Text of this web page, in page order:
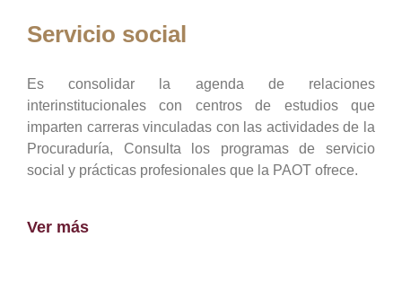
Servicio social
Es consolidar la agenda de relaciones
interinstitucionales con centros de estudios que
imparten carreras vinculadas con las actividades de la
Procuraduría, Consulta los programas de servicio
social y prácticas profesionales que la PAOT ofrece.
Ver más